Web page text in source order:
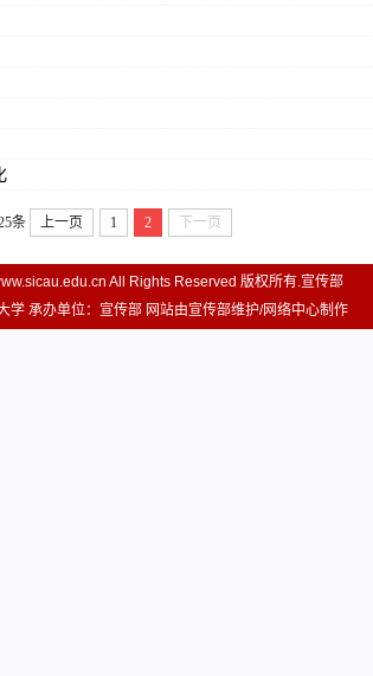
条 上一页 1 2 下一页
All Rights Reserved 版权所有.宣传部
学 承办单位：宣传部 网站由宣传部维护/网络中心制作